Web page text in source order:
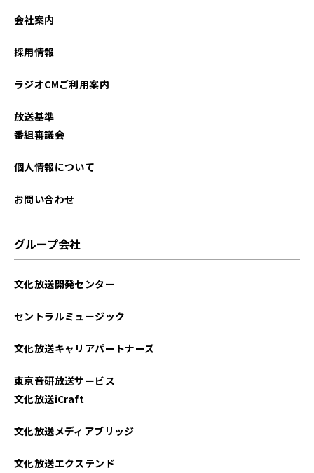
2024年11月
2024年08月
2024年03月
2024年02月
会社案内
採用情報
ラジオCMご利用案内
放送基準
番組審議会
個人情報について
お問い合わせ
グループ会社
文化放送開発センター
セントラルミュージック
文化放送キャリアパートナーズ
東京音研放送サービス
文化放送iCraft
文化放送メディアブリッジ
文化放送エクステンド